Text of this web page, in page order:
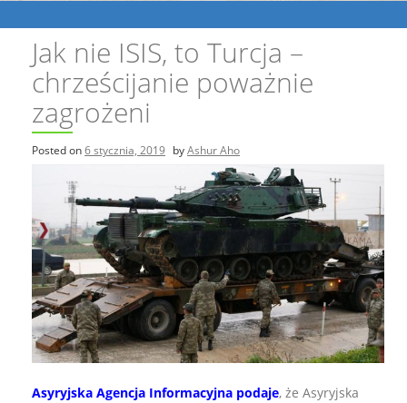
Jak nie ISIS, to Turcja –
chrześcijanie poważnie
zagrożeni
Posted on6 stycznia, 2019 byAshur Aho
Asyryjska Agencja Informacyjna podaje, że Asyryjska